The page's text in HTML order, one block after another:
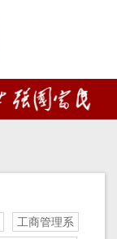
工商管理系